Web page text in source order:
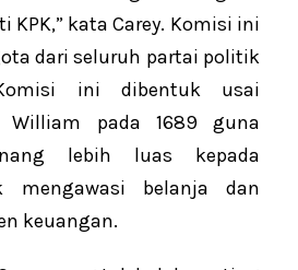
KPK,” kata Carey. Komisi ini
dari seluruh partai politik
ini dibentuk usai
William pada 1689 guna
lebih luas kepada
mengawasi belanja dan
keuangan.